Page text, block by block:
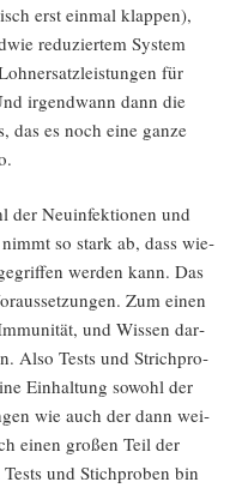
erst ein­mal klap­pen),
redu­zier­tem Sys­tem
für
irgend­wann dann die
das es noch eine gan­ze
der Neu­in­fek­tio­nen und
so stark ab, dass wie­
wer­den kann. Das
Zum einen
und Wis­sen dar­
Also Tests und Strich­pro­
Ein­hal­tung sowohl der
wie auch der dann wei­
einen gro­ßen Teil der
und Stich­pro­ben bin